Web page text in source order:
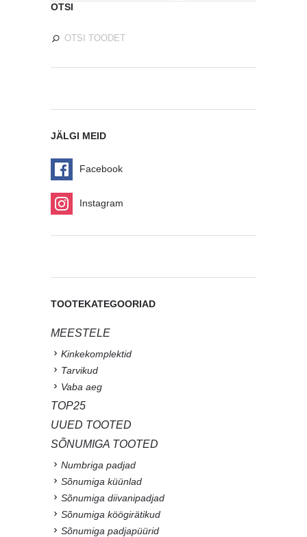
OTSI
JÄLGI MEID
Facebook
Instagram
TOOTEKATEGOORIAD
MEESTELE
Kinkekomplektid
Tarvikud
Vaba aeg
TOP25
UUED TOOTED
SÕNUMIGA TOOTED
Numbriga padjad
Sõnumiga küünlad
Sõnumiga diivanipadjad
Sõnumiga köögirätikud
Sõnumiga padjapüürid